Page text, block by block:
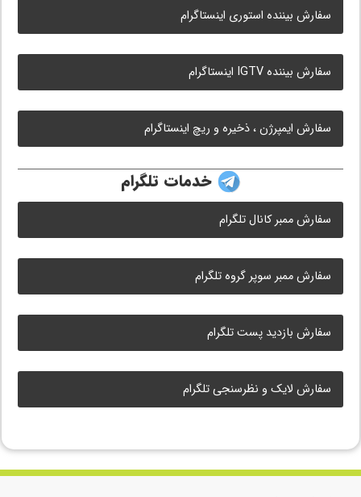
سفارش بیننده استوری اینستاگرام
سفارش بیننده IGTV اینستاگرام
سفارش ایمپرژن ، ذخیره و ریچ اینستاگرام
خدمات تلگرام
سفارش ممبر کانال تلگرام
سفارش ممبر سوپر گروه تلگرام
سفارش بازدید پست تلگرام
سفارش لایک و نظرسنجی تلگرام